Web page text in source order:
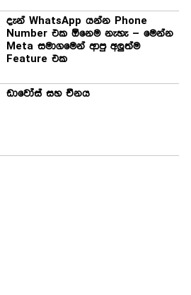
දැන් WhatsApp යන්න Phone
Number එක ඕනෙම නැහැ – මෙන්න
Meta සමාගමෙන් ආපු අලුත්ම
Feature එක
ඩාවෝස් සහ චීනය